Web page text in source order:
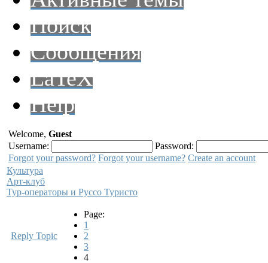
Поиск
Сообщения
LaTeX
Help
Welcome, Guest
Username:
Password:
Forgot your password? Forgot your username? Create an account
Культура
Арт-клуб
Тур-операторы и Руссо Туристо
Reply Topic
Page:
1
2
3
4